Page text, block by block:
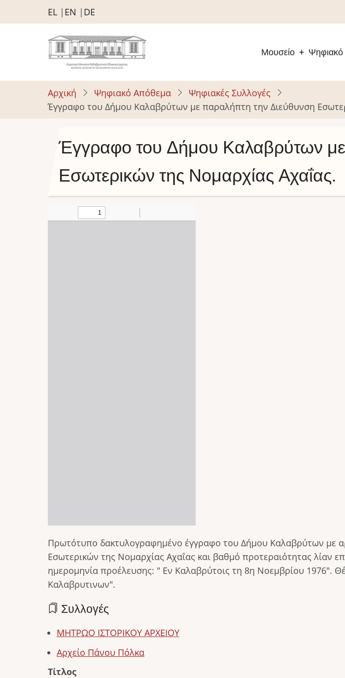
Παράκαμψη
προς
περιεχόμενο
EL EN DE
Μουσείο
Αρχική Ψηφιακό Απόθεμα
Ψηφιακές Συλλογές
Έγγραφο του Δήμου Καλαβρύτων με παραλήπτη την Διεύθυνση
Έγγραφο του Δήμου Καλαβρύτων
Εσωτερικών της Νομαρχίας Αχαΐας.
Πρωτότυπο δακτυλογραφημένο έγγραφο του Δήμου Καλαβρύτων με
Εσωτερικών της Νομαρχίας Αχαΐας και βαθμό προτεραιότητας λίαν
ημερομηνία προέλευσης: " Εν Καλαβρύτοις τη 8η Νοεμβρίου 1976".
Καλαβρυτινων".
Συλλογές
ΜΗΤΡΩΟ ΙΣΤΟΡΙΚΟΥ ΑΡΧΕΙΟΥ
Αρχείο Πάνου Πόλκα
Τίτλος